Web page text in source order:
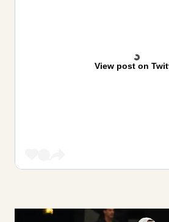
View post on